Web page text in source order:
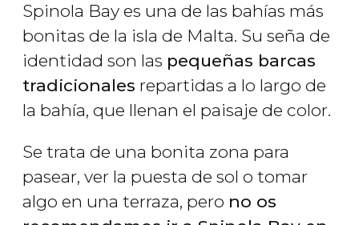
Spinola Bay es una de las bahías más
bonitas de la isla de Malta. Su seña de
identidad son las pequeñas barcas
tradicionales repartidas a lo largo de
la bahía, que llenan el paisaje de color.
Se trata de una bonita zona para
pasear, ver la puesta de sol o tomar
algo en una terraza, pero no os